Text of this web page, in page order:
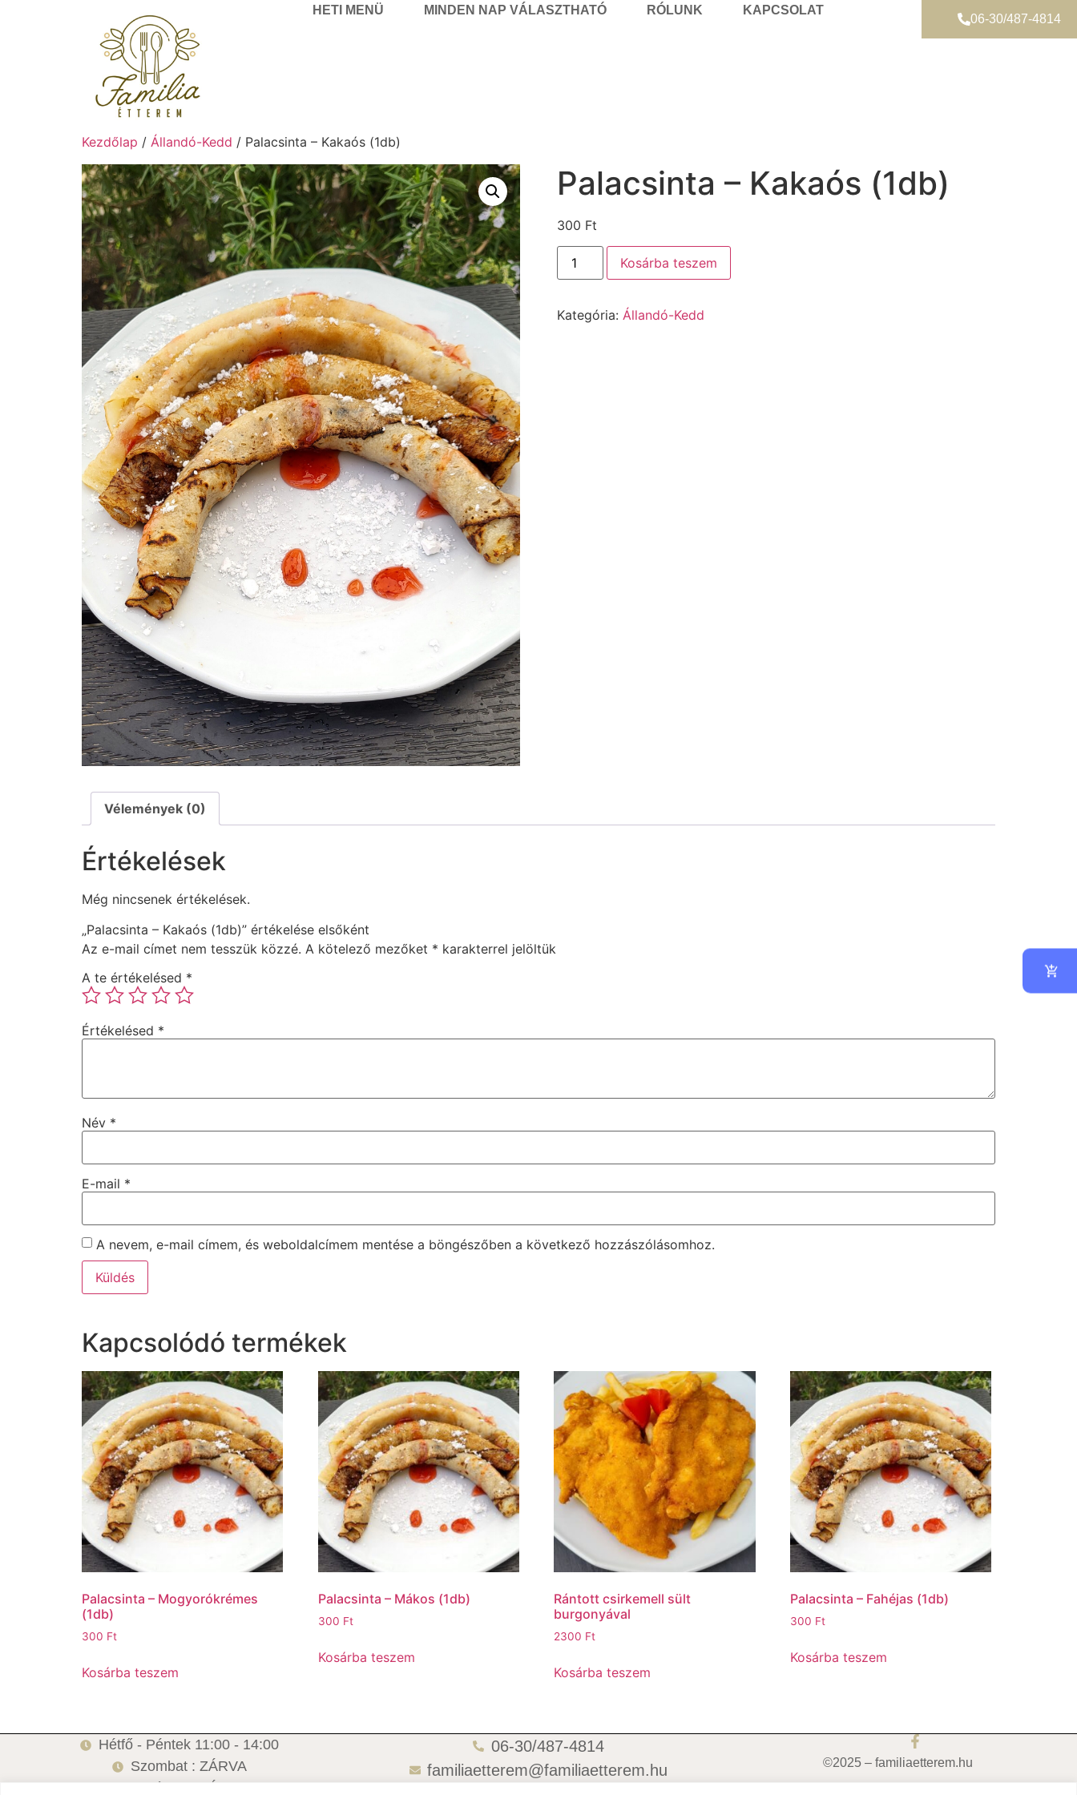
HETI MENÜ MINDEN NAP VÁLASZTHATÓ RÓLUNK KAPCSOLAT
06-30/487-4814
Kezdőlap / Állandó-Kedd / Palacsinta – Kakaós (1db)
Palacsinta – Kakaós (1db)
300 Ft
Kosárba teszem
Kategória: Állandó-Kedd
Vélemények (0)
Értékelések
Még nincsenek értékelések.
„Palacsinta – Kakaós (1db)” értékelése elsőként
Az e-mail címet nem tesszük közzé. A kötelező mezőket * karakterrel jelöltük
A te értékelésed *
Értékelésed *
Név *
E-mail *
A nevem, e-mail címem, és weboldalcímem mentése a böngészőben a következő hozzászólásomhoz.
Kapcsolódó termékek
Palacsinta – Mogyorókrémes
(1db)
300 Ft
Kosárba teszem
Palacsinta – Mákos (1db)
300 Ft
Kosárba teszem
Rántott csirkemell sült
burgonyával
2300 Ft
Kosárba teszem
Palacsinta – Fahéjas (1db)
300 Ft
Kosárba teszem
Hétfő - Péntek 11:00 - 14:00
Szombat : ZÁRVA
06-30/487-4814
familiaetterem@familiaetterem.hu
©2025 – familiaetterem.hu